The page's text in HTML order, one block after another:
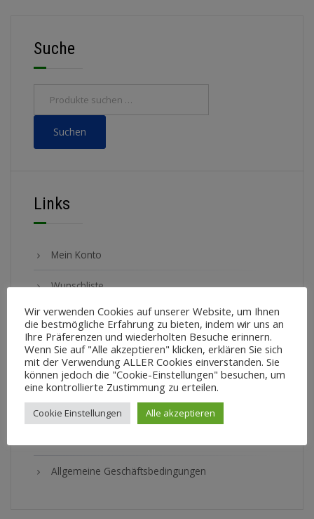
Suche
Suchen
Links
Mein Konto
Wunschliste
Zahlung & Versand
Kontakt
Impressum
Datenschutzerklärung
Allgemeine Geschäftsbedingungen
Wir verwenden Cookies auf unserer Website, um Ihnen
die bestmögliche Erfahrung zu bieten, indem wir uns an
Ihre Präferenzen und wiederholten Besuche erinnern.
Wenn Sie auf "Alle akzeptieren" klicken, erklären Sie sich
mit der Verwendung ALLER Cookies einverstanden. Sie
können jedoch die "Cookie-Einstellungen" besuchen, um
eine kontrollierte Zustimmung zu erteilen.
Cookie Einstellungen Alle akzeptieren